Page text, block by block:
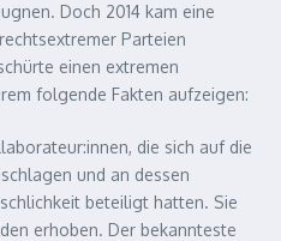
Doch 2014 kam eine
Parteien
einen extremen
folgende Fakten aufzeigen:
die sich auf die
und an dessen
beteiligt hatten. Sie
erhoben. Der bekannteste